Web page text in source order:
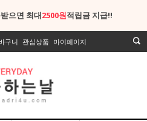
으면 최대2500원적립금 지급!!
구니 관심상품 마이페이지